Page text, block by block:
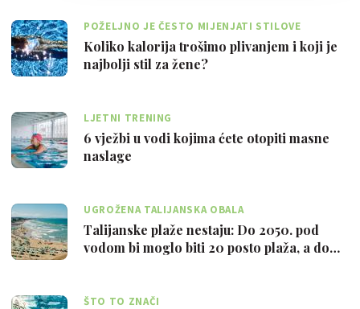
POŽELJNO JE ČESTO MIJENJATI STILOVE
Koliko kalorija trošimo plivanjem i koji je
najbolji stil za žene?
LJETNI TRENING
6 vježbi u vodi kojima ćete otopiti masne
naslage
UGROŽENA TALIJANSKA OBALA
Talijanske plaže nestaju: Do 2050. pod
vodom bi moglo biti 20 posto plaža, a do…
ŠTO TO ZNAČI